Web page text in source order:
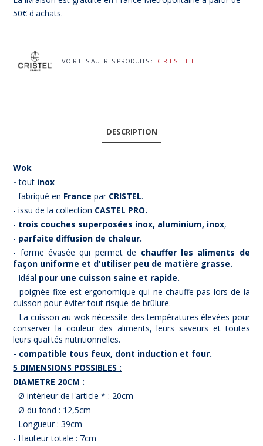
50€ d'achats.
VOIR LES AUTRES PRODUITS : CRISTEL
DESCRIPTION
Wok
-tout inox
- fabriqué en France par CRISTEL.
- issu de la collection CASTEL PRO.
- trois couches superposées inox, aluminium, inox,
- parfaite diffusion de chaleur.
- forme évasée qui permet de chauffer les aliments de
façon uniforme et d'utiliser peu de matière grasse.
- Idéal pour une cuisson saine et rapide.
- poignée fixe est ergonomique qui ne chauffe pas lors de la
cuisson pour éviter tout risque de brûlure.
- La cuisson au wok nécessite des températures élevées pour
conserver la couleur des aliments, leurs saveurs et toutes
leurs qualités nutritionnelles.
- compatible tous feux, dont induction et four.
5 DIMENSIONS POSSIBLES :
DIAMETRE 20CM :
- Ø intérieur de l'article * : 20cm
- Ø du fond : 12,5cm
- Longueur : 39cm
- Hauteur totale : 7cm